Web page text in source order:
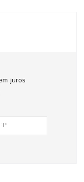
juros